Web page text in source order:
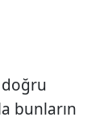
bunların